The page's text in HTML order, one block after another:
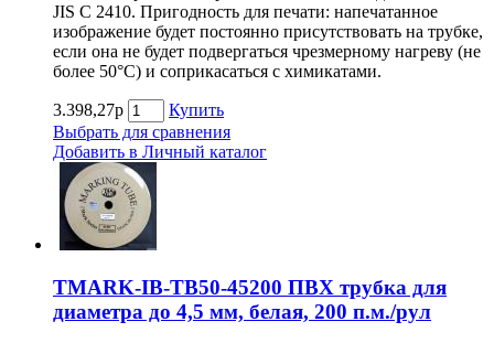
JIS C 2410. Пригодность для печати: напечатанное
изображение будет постоянно присутствовать на трубке,
если она не будет подвергаться чрезмерному нагреву (не
более 50°С) и соприкасаться с химикатами.
3.398,27р
Купить
Выбрать для сравнения
Добавить в Личный каталог
TMARK-IB-TB50-45200 ПВХ трубка для
диаметра до 4,5 мм, белая, 200 п.м./рул